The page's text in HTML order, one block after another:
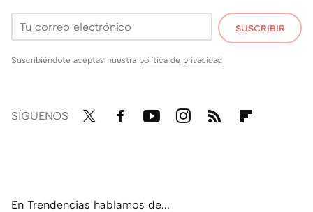
SUSCRIBIR
Suscribiéndote aceptas nuestra política de privacidad
SÍGUENOS
En Trendencias hablamos de...